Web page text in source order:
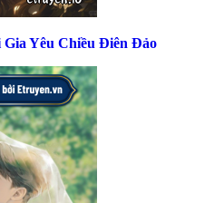
Yêu Chiều Điên Đảo